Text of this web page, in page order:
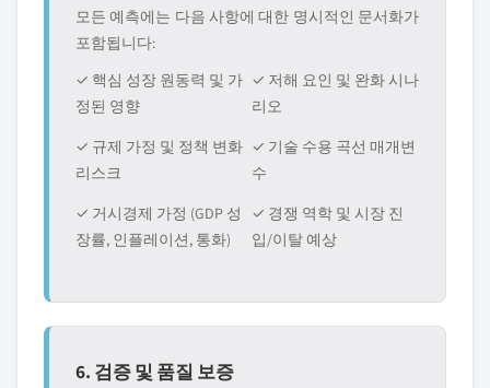
모든 예측에는 다음 사항에 대한 명시적인 문서화가
포함됩니다:
✓ 핵심 성장 원동력 및 가
정된 영향
✓ 저해 요인 및 완화 시나
리오
✓ 규제 가정 및 정책 변화
리스크
✓ 기술 수용 곡선 매개변
수
✓ 거시경제 가정 (GDP 성
장률, 인플레이션, 통화)
✓ 경쟁 역학 및 시장 진
입/이탈 예상
6. 검증 및 품질 보증